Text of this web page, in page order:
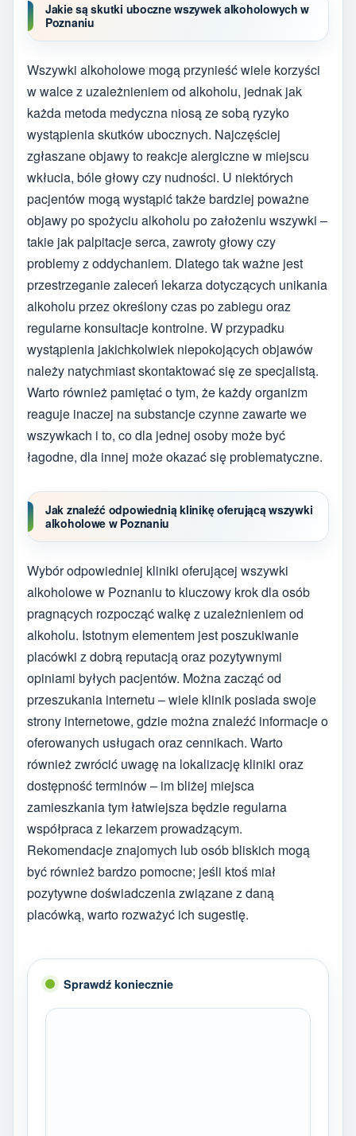
Jakie są skutki uboczne wszywek alkoholowych w
Poznaniu
Wszywki alkoholowe mogą przynieść wiele korzyści
w walce z uzależnieniem od alkoholu, jednak jak
każda metoda medyczna niosą ze sobą ryzyko
wystąpienia skutków ubocznych. Najczęściej
zgłaszane objawy to reakcje alergiczne w miejscu
wkłucia, bóle głowy czy nudności. U niektórych
pacjentów mogą wystąpić także bardziej poważne
objawy po spożyciu alkoholu po założeniu wszywki –
takie jak palpitacje serca, zawroty głowy czy
problemy z oddychaniem. Dlatego tak ważne jest
przestrzeganie zaleceń lekarza dotyczących unikania
alkoholu przez określony czas po zabiegu oraz
regularne konsultacje kontrolne. W przypadku
wystąpienia jakichkolwiek niepokojących objawów
należy natychmiast skontaktować się ze specjalistą.
Warto również pamiętać o tym, że każdy organizm
reaguje inaczej na substancje czynne zawarte we
wszywkach i to, co dla jednej osoby może być
łagodne, dla innej może okazać się problematyczne.
Jak znaleźć odpowiednią klinikę oferującą wszywki
alkoholowe w Poznaniu
Wybór odpowiedniej kliniki oferującej wszywki
alkoholowe w Poznaniu to kluczowy krok dla osób
pragnących rozpocząć walkę z uzależnieniem od
alkoholu. Istotnym elementem jest poszukiwanie
placówki z dobrą reputacją oraz pozytywnymi
opiniami byłych pacjentów. Można zacząć od
przeszukania internetu – wiele klinik posiada swoje
strony internetowe, gdzie można znaleźć informacje o
oferowanych usługach oraz cennikach. Warto
również zwrócić uwagę na lokalizację kliniki oraz
dostępność terminów – im bliżej miejsca
zamieszkania tym łatwiejsza będzie regularna
współpraca z lekarzem prowadzącym.
Rekomendacje znajomych lub osób bliskich mogą
być również bardzo pomocne; jeśli ktoś miał
pozytywne doświadczenia związane z daną
placówką, warto rozważyć ich sugestię.
Sprawdź koniecznie